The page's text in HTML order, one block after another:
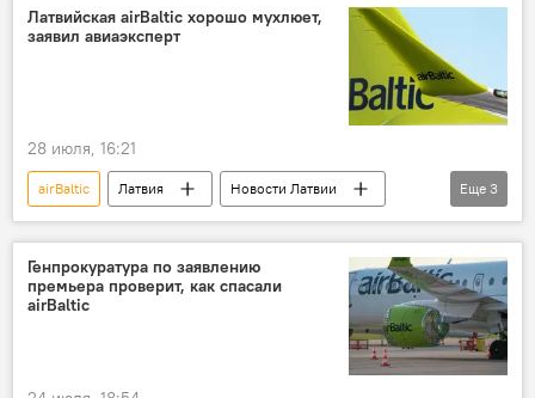
Каспарс Бришкенс
Эвика Силиня
правительство Латвии
Латвийская airBaltic хорошо мухлюет,
заявил авиаэксперт
28 июля, 16:21
airBaltic Латвия
Новости Латвии
Эрик Сакков
авиакомпании
Эстония
Еще 3
Генпрокуратура по заявлению
премьера проверит, как спасали
airBaltic